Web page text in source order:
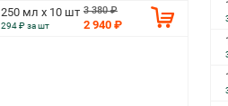
250 мл х 10 шт
294 ₽ за шт
3 380 ₽
2 940 ₽